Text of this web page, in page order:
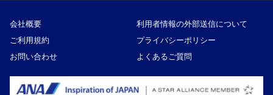
会社概要
利用者情報の外部送信について
ご利用規約
プライバシーポリシー
お問い合わせ
よくあるご質問